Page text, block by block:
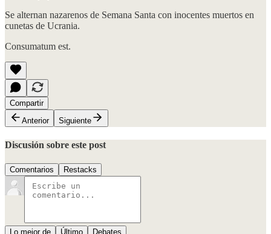
Se alternan nazarenos de Semana Santa con inocentes muertos en
cunetas de Ucrania.
Consumatum est.
Compartir
Anterior
Siguiente
Discusión sobre este post
Comentarios Restacks
Lo mejor de Último Debates